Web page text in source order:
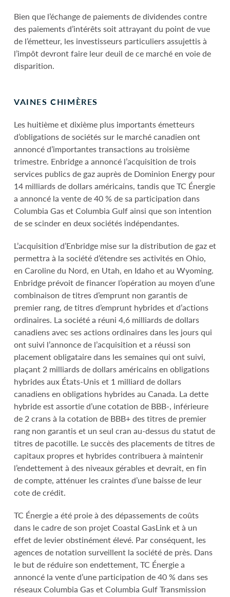
Bien que l’échange de paiements de dividendes contre
des paiements d’intérêts soit attrayant du point de vue
de l’émetteur, les investisseurs particuliers assujettis à
l’impôt devront faire leur deuil de ce marché en voie de
disparition.
VAINES CHIMÈRES
Les huitième et dixième plus importants émetteurs
d’obligations de sociétés sur le marché canadien ont
annoncé d’importantes transactions au troisième
trimestre. Enbridge a annoncé l’acquisition de trois
services publics de gaz auprès de Dominion Energy pour
14 milliards de dollars américains, tandis que TC Énergie
a annoncé la vente de 40 % de sa participation dans
Columbia Gas et Columbia Gulf ainsi que son intention
de se scinder en deux sociétés indépendantes.
L’acquisition d’Enbridge mise sur la distribution de gaz et
permettra à la société d’étendre ses activités en Ohio,
en Caroline du Nord, en Utah, en Idaho et au Wyoming.
Enbridge prévoit de financer l’opération au moyen d’une
combinaison de titres d’emprunt non garantis de
premier rang, de titres d’emprunt hybrides et d’actions
ordinaires. La société a réuni 4,6 milliards de dollars
canadiens avec ses actions ordinaires dans les jours qui
ont suivi l’annonce de l’acquisition et a réussi son
placement obligataire dans les semaines qui ont suivi,
plaçant 2 milliards de dollars américains en obligations
hybrides aux États-Unis et 1 milliard de dollars
canadiens en obligations hybrides au Canada. La dette
hybride est assortie d’une cotation de BBB-, inférieure
de 2 crans à la cotation de BBB+ des titres de premier
rang non garantis et un seul cran au-dessus du statut de
titres de pacotille. Le succès des placements de titres de
capitaux propres et hybrides contribuera à maintenir
l’endettement à des niveaux gérables et devrait, en fin
de compte, atténuer les craintes d’une baisse de leur
cote de crédit.
TC Énergie a été proie à des dépassements de coûts
dans le cadre de son projet Coastal GasLink et à un
effet de levier obstinément élevé. Par conséquent, les
agences de notation surveillent la société de près. Dans
le but de réduire son endettement, TC Énergie a
annoncé la vente d’une participation de 40 % dans ses
réseaux Columbia Gas et Columbia Gulf Transmission